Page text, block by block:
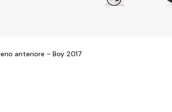
anteriore - Boy 2017